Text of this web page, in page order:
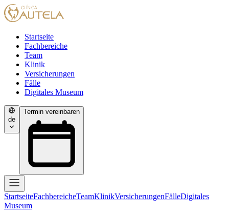
Startseite
Fachbereiche
Team
Klinik
Versicherungen
Fälle
Digitales Museum
de
Termin vereinbaren
StartseiteFachbereicheTeamKlinikVersicherungenFälleDigitales
Museum